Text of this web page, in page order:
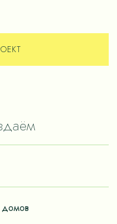
доме. Чтобы дом
домов